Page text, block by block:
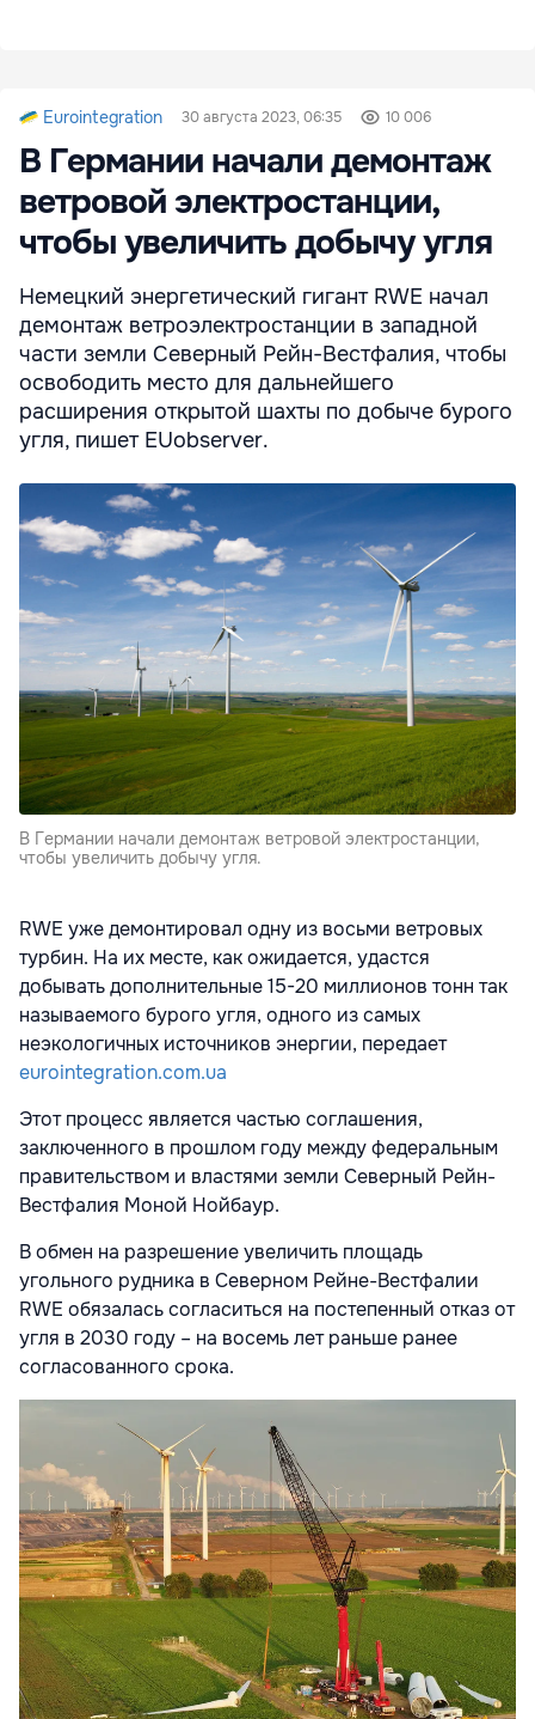
Eurointegration 30 августа 2023, 06:35 10 006
В Германии начали демонтаж
ветровой электростанции,
чтобы увеличить добычу угля
Немецкий энергетический гигант RWE начал
демонтаж ветроэлектростанции в западной
части земли Северный Рейн-Вестфалия, чтобы
освободить место для дальнейшего
расширения открытой шахты по добыче бурого
угля, пишет EUobserver.
В Германии начали демонтаж ветровой электростанции,
чтобы увеличить добычу угля.
RWE уже демонтировал одну из восьми ветровых
турбин. На их месте, как ожидается, удастся
добывать дополнительные 15-20 миллионов тонн так
называемого бурого угля, одного из самых
неэкологичных источников энергии, передает
eurointegration.com.ua
Этот процесс является частью соглашения,
заключенного в прошлом году между федеральным
правительством и властями земли Северный Рейн-
Вестфалия Моной Нойбаур.
В обмен на разрешение увеличить площадь
угольного рудника в Северном Рейне-Вестфалии
RWE обязалась согласиться на постепенный отказ от
угля в 2030 году – на восемь лет раньше ранее
согласованного срока.